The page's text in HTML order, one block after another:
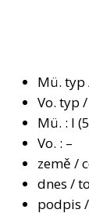
Mü. typ
Vo. typ
Mü. : I
Vo. : –
země /
dnes /
podpis